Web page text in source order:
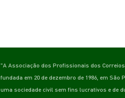
"A Associação dos Profissionais dos Correios
fundada em 20 de dezembro de 1986, em São
uma sociedade civil sem fins lucrativos e de